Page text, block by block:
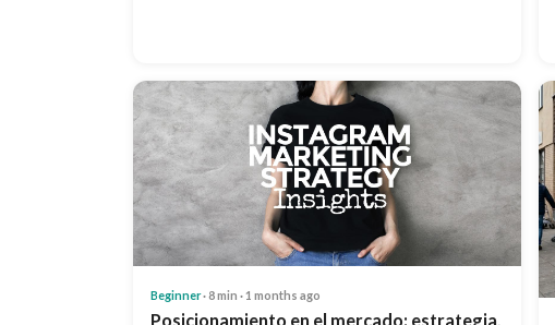
Beginner· 8 min · 1 months ago
Posicionamiento en el mercado: estrategia,